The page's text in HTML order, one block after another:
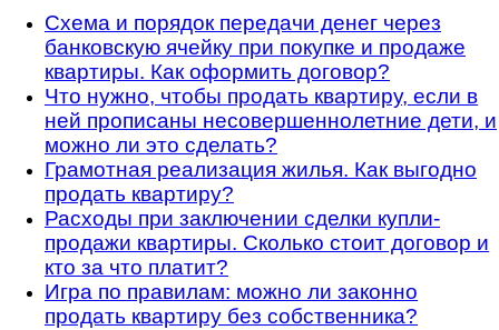
Схема и порядок передачи денег через
банковскую ячейку при покупке и продаже
квартиры. Как оформить договор?
Что нужно, чтобы продать квартиру, если в
ней прописаны несовершеннолетние дети, и
можно ли это сделать?
Грамотная реализация жилья. Как выгодно
продать квартиру?
Расходы при заключении сделки купли-
продажи квартиры. Сколько стоит договор и
кто за что платит?
Игра по правилам: можно ли законно
продать квартиру без собственника?